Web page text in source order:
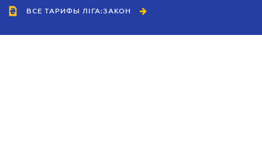
ВСЕ ТАРИФЫ ЛІГА:ЗАКОН